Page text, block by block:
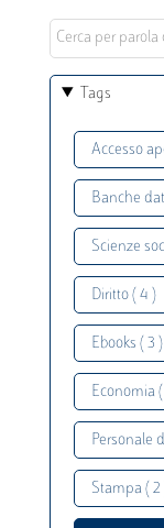
Tags
Accesso
Banche
Scienze
Diritto ( 4 )
Ebooks ( 3 )
Economia
Personale
Stampa ( 2